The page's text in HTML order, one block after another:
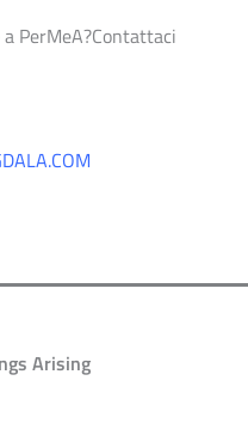
PerMeA?Contattaci
Arising